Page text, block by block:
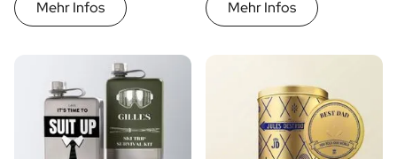
Personalisiertes Verwöhnpaket
Alle Geschenksets ansehen
Magnum XL Flaschen
Geburtstagsgeschenke
Geburtstagsgeschenk
Fotogeschenk
Liebesgeschenk
Mehr Infos Mehr Infos